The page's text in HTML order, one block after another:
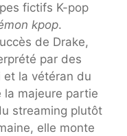
fictifs K-pop
kpop.
de Drake,
par des
et la vétéran du
la majeure partie
streaming plutôt
elle monte